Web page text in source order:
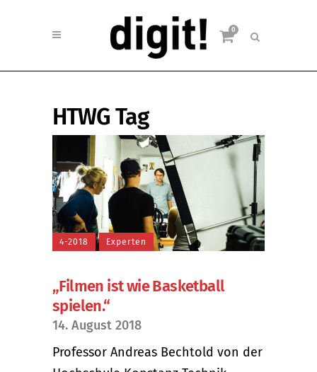
0
HTWG Tag
4-2018 Experten
„Filmen ist wie Basketball
spielen.“
14. August 2018
Professor Andreas Bechtold von der